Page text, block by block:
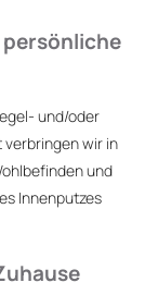
und/oder
verbringen wir in
und
Innenputzes